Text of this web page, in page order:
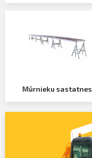
Mūrnieku sastatnes